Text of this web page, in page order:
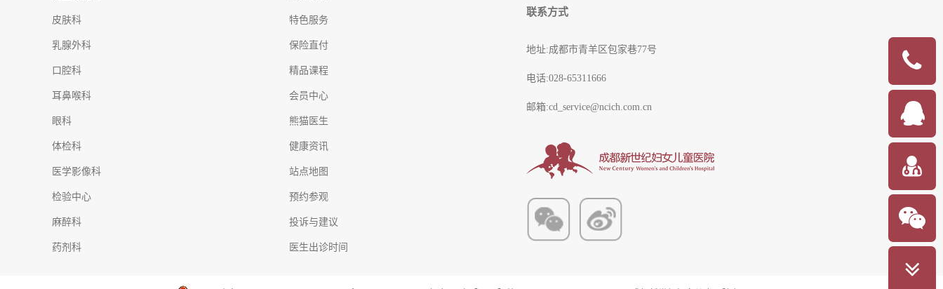
皮肤科
乳腺外科
口腔科
耳鼻喉科
眼科
体检科
医学影像科
检验中心
麻醉科
药剂科
特色服务
保险直付
精品课程
会员中心
熊猫医生
健康资讯
站点地图
预约参观
投诉与建议
医生出诊时间
联系方式
地址:成都市青羊区包家巷77号
电话:028-65311666
邮箱:cd_service@ncich.com.cn